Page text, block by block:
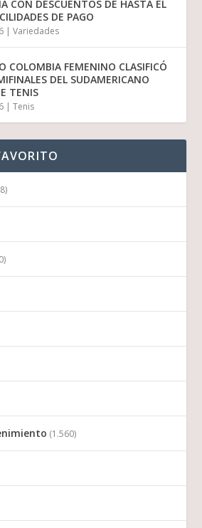
CON DESCUENTOS DE HASTA EL
DE PAGO
|Variedades
COLOMBIA FEMENINO CLASIFICÓ
DEL SUDAMERICANO
TENIS
|Tenis
(1.560)